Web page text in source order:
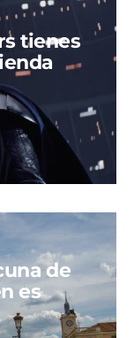
tienes
de
es